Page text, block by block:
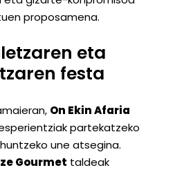
proposamena.
eta
festa
On Ekin Afaria
partekatzeko
une atsegina.
Gourmet taldeak